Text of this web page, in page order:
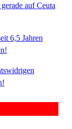
auf Ceuta
6,5 Jahren